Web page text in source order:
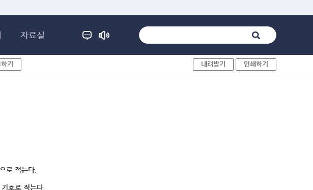
자료실
기 내려받기 인쇄하기
로 적는다.
호로 적는다.